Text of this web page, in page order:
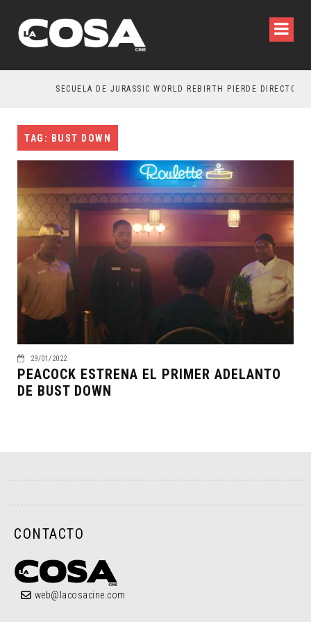
SECUELA DE JURASSIC WORLD REBIRTH PIERDE DIRECTOR
TAG: BUST DOWN
29/01/2022
PEACOCK ESTRENA EL PRIMER ADELANTO
DE BUST DOWN
CONTACTO
web@lacosacine.com